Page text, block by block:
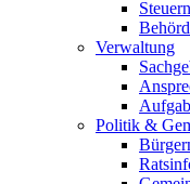
Verwaltung
Politik &